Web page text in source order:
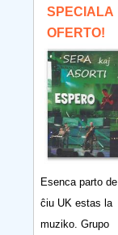
SPECIALA
OFERTO!
Esenca parto de
ĉiu UK estas la
muziko. Grupo